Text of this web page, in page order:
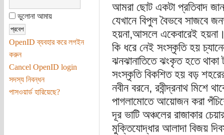
ভুলোনা আমায়
OpenID ব্যবহার করে লগইন
করুন
Cancel OpenID login
সদস্য নিবন্ধন
পাসওয়ার্ড হারিয়েছে?
আমরা ছোট একটা প্রতিবাদ
যেখানে বিপুল বৈভবে সাজবে
হয়না,আসলে একেবারেই
কি ধরে নেই সংস্কৃতি হয়
ঝনঝানাতিতে ঝংকৃত হতে থাকা
সংস্কৃতি বিকশিত হয় বড়
নবীন বরনে, রবীন্দ্রনাথ মিশে
পাগলামোতে আয়োজন করা
দূর ভাটি অঞ্চলের রাজাকার
মুক্তিযোদ্ধার আলাদা বিজয়